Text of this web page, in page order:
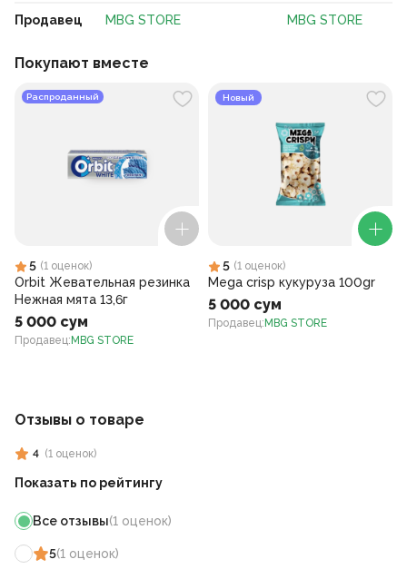
Продавец MBG STORE MBG STORE
Покупают вместе
Распроданный
5 (1 оценок)
Orbit Жевательная резинка
Нежная мята 13,6г
5 000 сум
Продавец: MBG STORE
Новый
5 (1 оценок)
Mega crisp кукуруза 100gr
5 000 сум
Продавец: MBG STORE
Отзывы о товаре
4 (1 оценок)
Показать по рейтингу
Все отзывы(1 оценок)
5(1 оценок)